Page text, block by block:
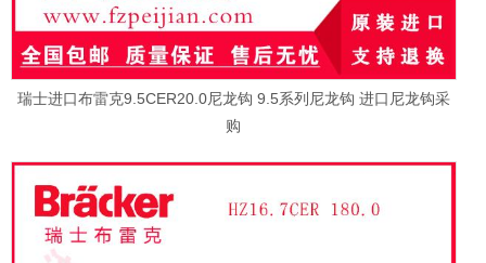
瑞士进口布雷克9.5CER20.0尼龙钩 9.5系列尼龙钩 进口尼龙钩采
购